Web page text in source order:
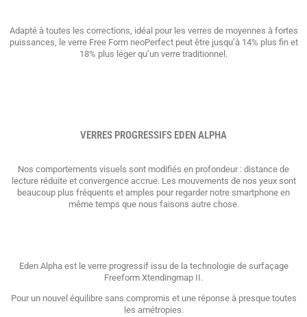
Adapté à toutes les corrections, idéal pour les verres de moyennes à fortes
puissances, le verre Free Form neoPerfect peut être jusqu’à 14% plus fin et
18% plus léger qu’un verre traditionnel.
VERRES PROGRESSIFS EDEN ALPHA
Nos comportements visuels sont modifiés en profondeur : distance de
lecture réduite et convergence accrue. Les mouvements de nos yeux sont
beaucoup plus fréquents et amples pour regarder notre smartphone en
même temps que nous faisons autre chose.
Eden Alpha est le verre progressif issu de la technologie de surfaçage
Freeform Xtendingmap II.
Pour un nouvel équilibre sans compromis et une réponse à presque toutes
les amétropies.